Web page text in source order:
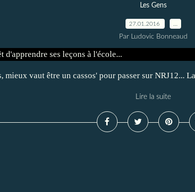
Les Gens
27.01.2016
Par Ludovic Bonneaud
mieux vaut être un cassos' pour passer sur NRJ12...
Lire la suite